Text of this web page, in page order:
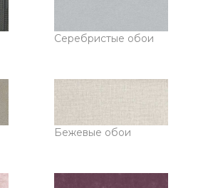
Серебристые обои
Бежевые обои